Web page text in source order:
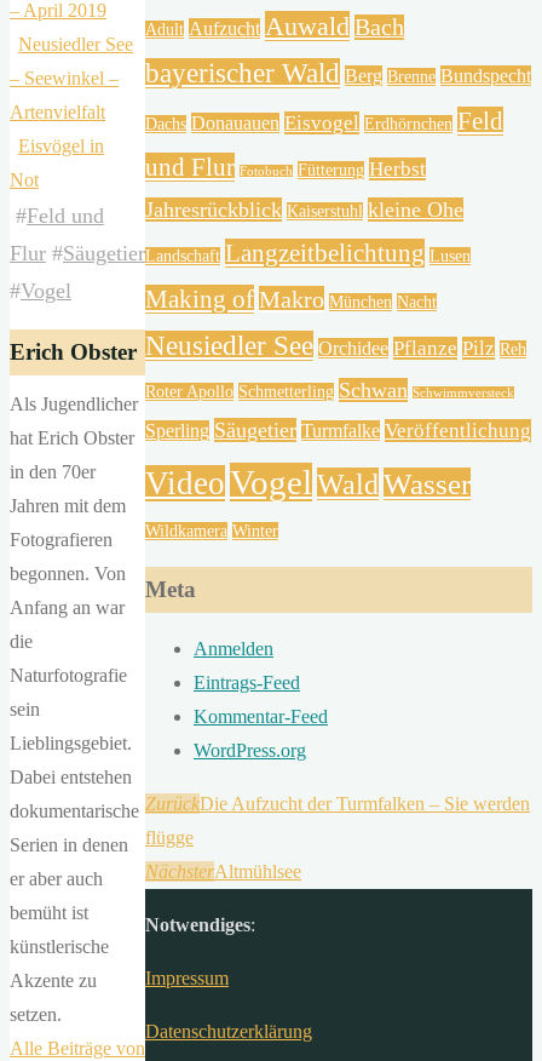
– April 2019
Neusiedler See
– Seewinkel –
Artenvielfalt
Eisvögel in
Not
#Feld und
Flur #Säugetier
#Vogel
Erich Obster
Als Jugendlicher
hat Erich Obster
in den 70er
Jahren mit dem
Fotografieren
begonnen. Von
Anfang an war
die
Naturfotografie
sein
Lieblingsgebiet.
Dabei entstehen
dokumentarische
Serien in denen
er aber auch
bemüht ist
künstlerische
Akzente zu
setzen.
Alle Beiträge von
Adult Aufzucht AuwaldBach
bayerischer Wald Berg Brenne Bundspecht
Dachs Donauauen Eisvogel Erdhörnchen Feld
und Flur Fotobuch Fütterung Herbst
Jahresrückblick Kaiserstuhl kleine Ohe
Landschaft Langzeitbelichtung Lusen
Making ofMakro München Nacht
Neusiedler See Orchidee Pflanze Pilz Reh
Roter Apollo Schmetterling Schwan Schwimmversteck
Sperling Säugetier Turmfalke Veröffentlichung
VideoVogel WaldWasser
Wildkamera Winter
Meta
Anmelden
Eintrags-Feed
Kommentar-Feed
WordPress.org
ZurückDie Aufzucht der Turmfalken – Sie werden
flügge
NächsterAltmühlsee
Notwendiges:
Impressum
Datenschutzerklärung